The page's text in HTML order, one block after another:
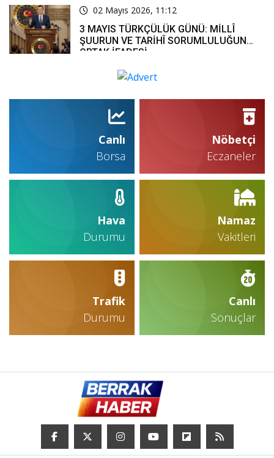
02 Mayıs 2026, 11:12
3 MAYIS TÜRKÇÜLÜK GÜNÜ: MİLLÎ
ŞUURUN VE TARİHÎ SORUMLULUĞUN
ORTAK İFADESİ
Canlı
Borsa
Nöbetçi
Eczaneler
Hava
Durumu
Namaz
Vakitleri
Trafik
Durumu
Canlı
Sonuçlar